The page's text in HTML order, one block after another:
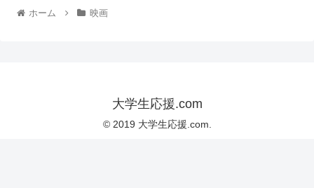
ホーム 映画
大学生応援.com
© 2019 大学生応援.com.